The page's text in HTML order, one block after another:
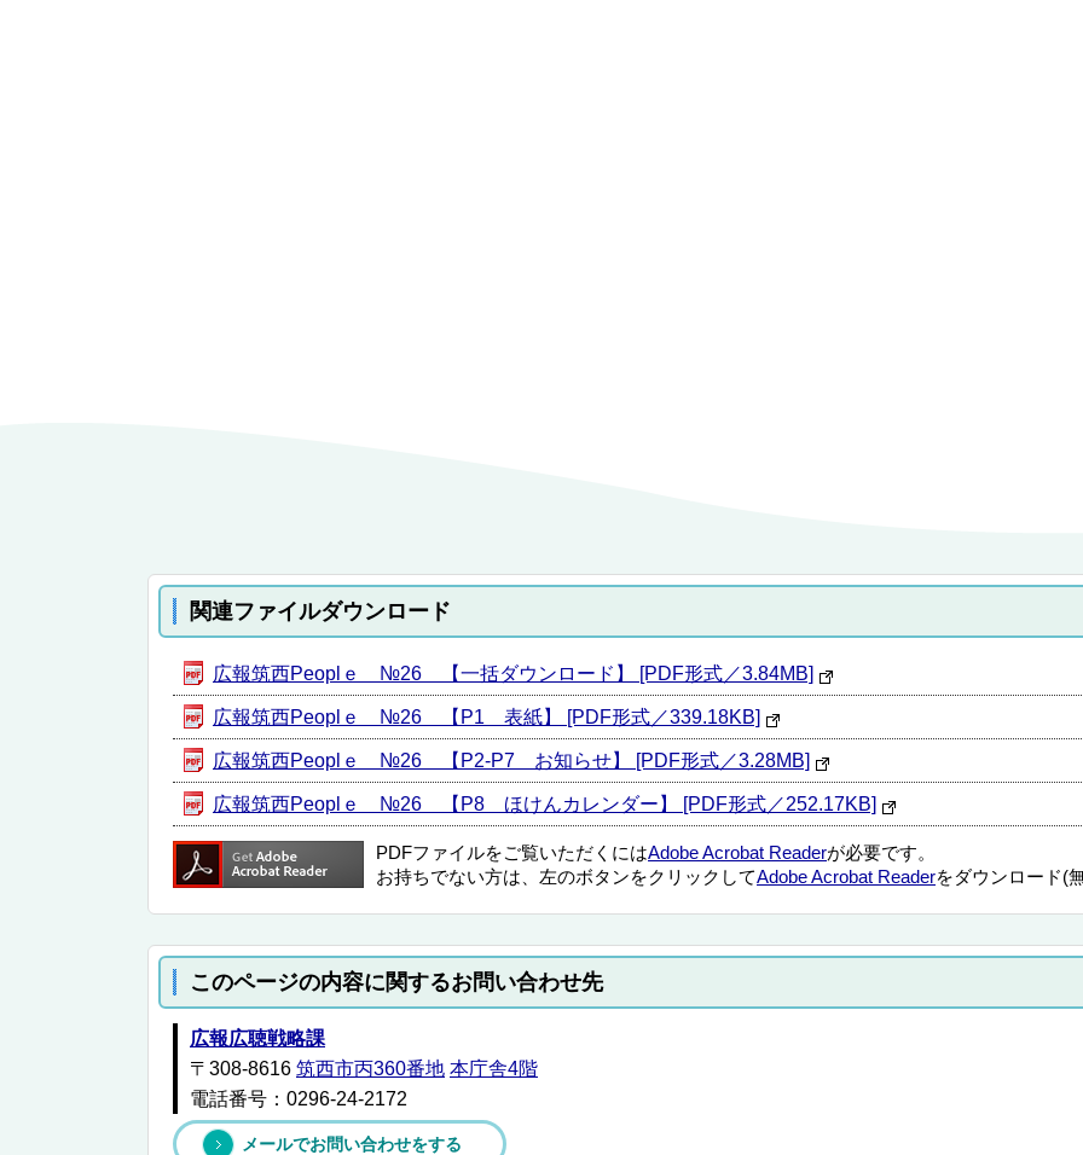
関連ファイルダウンロード
広報筑西Peoplｅ №26 【一括ダウンロード】 [PDF形式／3.84MB]
広報筑西Peoplｅ №26 【P1 表紙】 [PDF形式／339.18KB]
広報筑西Peoplｅ №26 【P2-P7 お知らせ】 [PDF形式／3.28MB]
広報筑西Peoplｅ №26 【P8 ほけんカレンダー】 [PDF形式／252.17KB]
PDFファイルをご覧いただくにはAdobe Acrobat Readerが必要です。
お持ちでない方は、左のボタンをクリックしてAdobe Acrobat Readerをダウンロード(
このページの内容に関するお問い合わせ先
広報広聴戦略課
〒308-8616 筑西市丙360番地 本庁舎4階
電話番号：0296-24-2172
メールでお問い合わせをする